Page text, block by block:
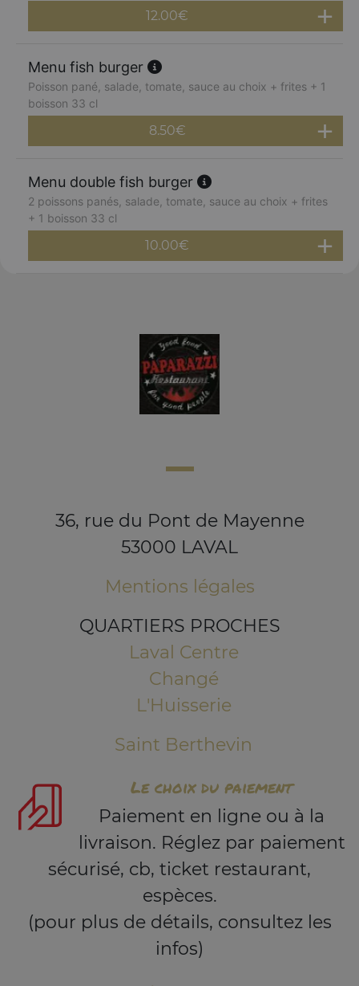
12.00€
Menu fish burger
Poisson pané, salade, tomate, sauce au choix + frites + 1
boisson 33 cl
8.50€
Menu double fish burger
2 poissons panés, salade, tomate, sauce au choix + frites
+ 1 boisson 33 cl
10.00€
36, rue du Pont de Mayenne
53000 LAVAL
Mentions légales
QUARTIERS PROCHES
Laval Centre
Changé
L'Huisserie
Saint Berthevin
Le choix du paiement
Paiement en ligne ou à la
livraison. Réglez par paiement
sécurisé, cb, ticket restaurant,
espèces.
(pour plus de détails, consultez les
infos)